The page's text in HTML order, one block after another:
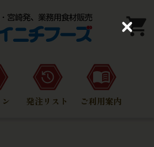
発注リスト ご利用案内
C